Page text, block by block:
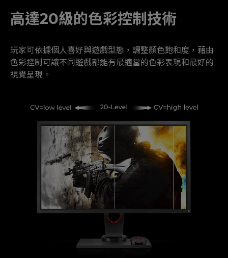
高達20級的色彩控制技術
玩家可依據個人喜好與遊戲型態，調整顏色飽和度，藉由
色彩控制可讓不同遊戲都能有最適當的色彩表現和最好的
視覺呈現。